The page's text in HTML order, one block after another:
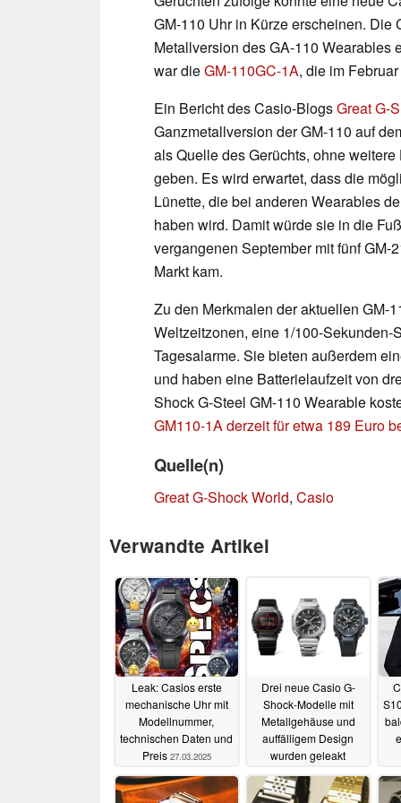
GM-110 Uhr in Kürze erscheinen. Die
Metallversion des GA-110 Wearables
war dieGM-110GC-1A, die im
Ein Bericht des Casio-BlogsGreat G-
Ganzmetallversion der GM-110 auf
als Quelle des Gerüchts, ohne
geben. Es wird erwartet, dass die
Lünette, die bei anderen Wearables
haben wird. Damit würde sie in die
vergangenen September mit fünf
Markt kam.
Zu den Merkmalen der aktuellen GM-
Weltzeitzonen, eine 1/100-Sekunden-
Tagesalarme. Sie bieten außerdem
und haben eine Batterielaufzeit von
Shock G-Steel GM-110 Wearable
GM110-1A derzeit für etwa 189 Euro
Quelle(n)
Great G-Shock World, Casio
Verwandte Artikel
Leak: Casios erste
mechanische Uhr mit
Modellnummer,
technischen Daten und
Preis 27.03.2025
Drei neue Casio G-
Shock-Modelle mit
Metallgehäuse und
auffälligem Design
wurden geleakt
06.03.2025